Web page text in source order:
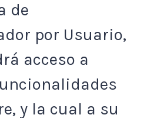
de
por Usuario,
acceso a
y la cual a su